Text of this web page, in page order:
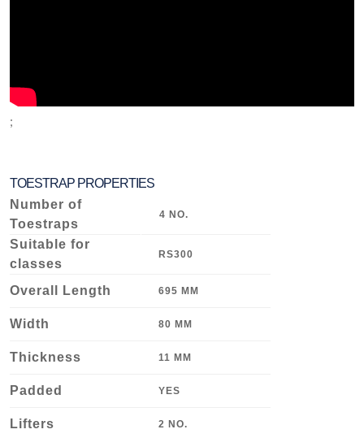
;
TOESTRAP PROPERTIES
Number of
Toestraps
4 NO.
Suitable for
classes
RS300
Overall Length 695 MM
Width 80 MM
Thickness 11 MM
Padded YES
Lifters 2 NO.